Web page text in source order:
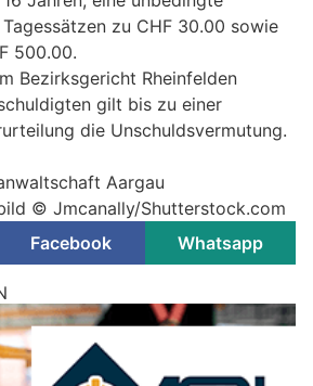
zu CHF 30.00 sowie
500.00.
Bezirksgericht Rheinfelden
gilt bis zu einer
die Unschuldsvermutung.
Aargau
© Jmcanally/Shutterstock.com
Facebook Whatsapp
unterstützt Fahndung
– Schweizer gefasst